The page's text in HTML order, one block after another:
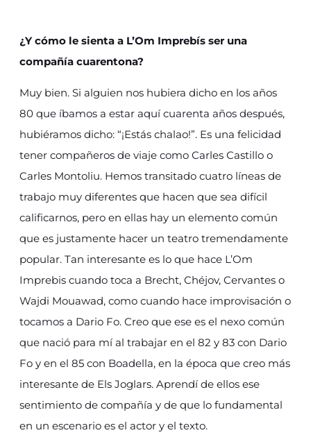
¿Y cómo le sienta a L’Om Imprebís ser una
compañía cuarentona?
Muy bien. Si alguien nos hubiera dicho en los años
80 que íbamos a estar aquí cuarenta años después,
hubiéramos dicho: “¡Estás chalao!”. Es una felicidad
tener compañeros de viaje como Carles Castillo o
Carles Montoliu. Hemos transitado cuatro líneas de
trabajo muy diferentes que hacen que sea difícil
calificarnos, pero en ellas hay un elemento común
que es justamente hacer un teatro tremendamente
popular. Tan interesante es lo que hace L’Om
Imprebis cuando toca a Brecht, Chéjov, Cervantes o
Wajdi Mouawad, como cuando hace improvisación o
tocamos a Dario Fo. Creo que ese es el nexo común
que nació para mí al trabajar en el 82 y 83 con Dario
Fo y en el 85 con Boadella, en la época que creo más
interesante de Els Joglars. Aprendí de ellos ese
sentimiento de compañía y de que lo fundamental
en un escenario es el actor y el texto.